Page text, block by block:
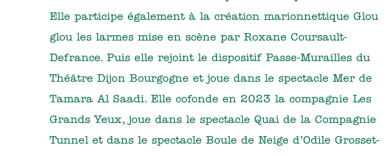
Elle participe également à la création marionnettique Glou
glou les larmes mise en scène par Roxane Coursault-
Defrance. Puis elle rejoint le dispositif Passe-Murailles du
Théâtre Dijon Bourgogne et joue dans le spectacle Mer de
Tamara Al Saadi. Elle cofonde en 2023 la compagnie Les
Grands Yeux, joue dans le spectacle Quai de la Compagnie
Tunnel et dans le spectacle Boule de Neige d’Odile Grosset-